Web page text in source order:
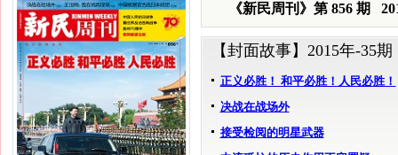
《新民周刊》第 856 期
【封面故事】 2015年-35期
正义必胜！ 和平必胜！人民必胜！
决战在战场外
接受检阅的明星武器